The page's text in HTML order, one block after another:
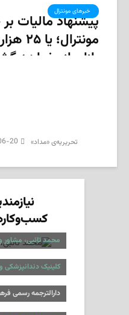
‌ خبرهای مونترال
پیشنهاد مالیات
بازار باز خواهد
تحریریه‌ی «مداد» 20
محمد تائبی، مشاور
کلینیک دندانپزشکی
دارالترجمه رسمی